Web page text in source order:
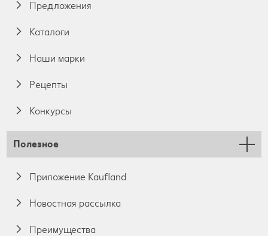
Предложения
Каталоги
Наши марки
Pецепты
Конкурсы
Полезное
Приложение Kaufland
Новостная рассылка
Преимущества